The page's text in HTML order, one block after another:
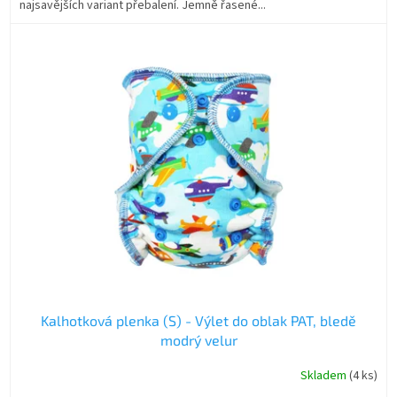
najsavějších variant přebalení. Jemně řasené...
Kalhotková plenka (S) - Výlet do oblak PAT, bledě
modrý velur
Skladem (4 ks)